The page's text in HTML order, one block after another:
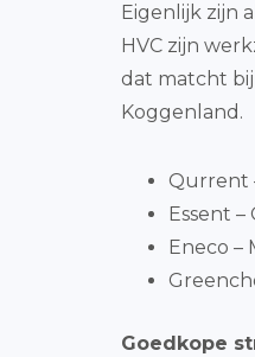
Eigenlijk zijn
HVC zijn
dat matcht
Koggenland.
Qurrent
Essent
Eneco –
Goedkope